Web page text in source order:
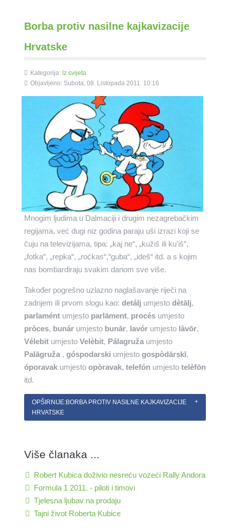
Borba protiv nasilne kajkavizacije
Hrvatske
Kategorija: Iz svijeta
Objavljeno: Subota, 08. Listopada 2011. 10:16
Mnogim ljudima u Dalmaciji i drugim nezagrebačkim
regijama, već dugi niz godina paraju uši izrazi koji se
čuju na televizijama, tipa: „kaj ne“, „kužiš ili ku'iš“,
„fotka“, „repka“, „roćkas“,“guba“, „ideš“ itd. a s kojim
nas bombardiraju svakim danom sve više.
Također pogrešno uzlazno naglašavanje riječi na
zadnjem ili prvom slogu kao: detálj umjesto dètālj,
parlamént umjesto parlāment, procés umjesto
pròces, bunár umjesto bunār, lavór umjesto làvōr,
Vélebit umjesto Velèbit, Pálagruža umjesto
Palāgruža , góspodarski umjesto gospòdārskī,
óporavak umjesto opòravak, telefónumjesto telèfōn
itd.
OPŠIRNIJE:BORBA PROTIV NASILNE KAJKAVIZACIJE
HRVATSKE
Više članaka ...
Robert Kubica doživio nesreću vozeći Rally Andora
Formula 1 2011. - piloti i timovi
Tjelesna ljubav na prodaju
Tajni život Roberta Kubice